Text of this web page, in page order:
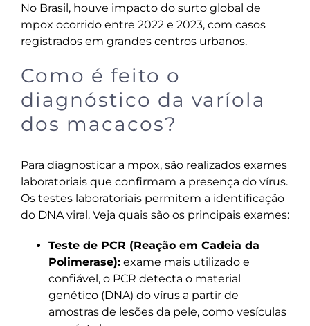
No Brasil, houve impacto do surto global de
mpox ocorrido entre 2022 e 2023, com casos
registrados em grandes centros urbanos.
Como é feito o
diagnóstico da varíola
dos macacos?
Para diagnosticar a mpox, são realizados exames
laboratoriais que confirmam a presença do vírus.
Os testes laboratoriais permitem a identificação
do DNA viral. Veja quais são os principais exames:
Teste de PCR (Reação em Cadeia da
Polimerase):exame mais utilizado e
confiável, o PCR detecta o material
genético (DNA) do vírus a partir de
amostras de lesões da pele, como vesículas